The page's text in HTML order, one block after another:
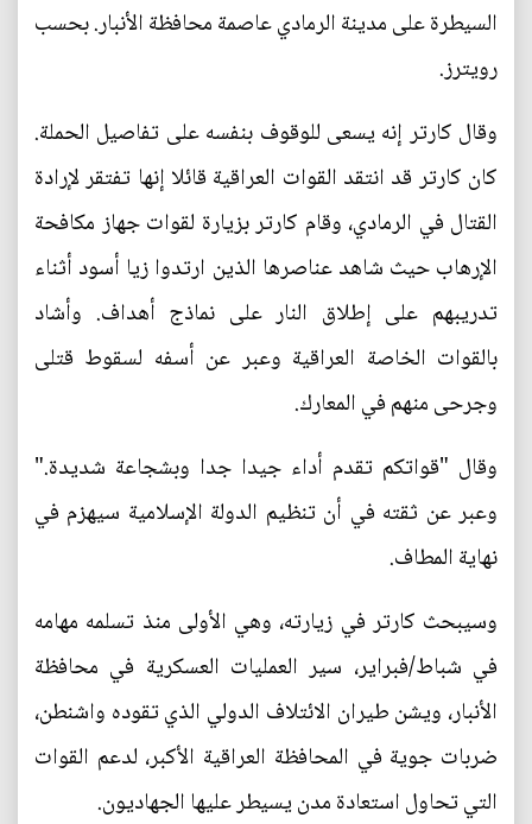
السيطرة على مدينة الرمادي عاصمة محافظة الأنبار. بحسب
رويترز.
وقال كارتر إنه يسعى للوقوف بنفسه على تفاصيل الحملة.
كان كارتر قد انتقد القوات العراقية قائلا إنها تفتقر لإرادة
القتال في الرمادي، وقام كارتر بزيارة لقوات جهاز مكافحة
الإرهاب حيث شاهد عناصرها الذين ارتدوا زيا أسود أثناء
تدريبهم على إطلاق النار على نماذج أهداف. وأشاد
بالقوات الخاصة العراقية وعبر عن أسفه لسقوط قتلى
وجرحى منهم في المعارك.
وقال "قواتكم تقدم أداء جيدا جدا وبشجاعة شديدة."
وعبر عن ثقته في أن تنظيم الدولة الإسلامية سيهزم في
نهاية المطاف.
وسيبحث كارتر في زيارته، وهي الأولى منذ تسلمه مهامه
في شباط/فبراير، سير العمليات العسكرية في محافظة
الأنبار، ويشن طيران الائتلاف الدولي الذي تقوده واشنطن،
ضربات جوية في المحافظة العراقية الأكبر، لدعم القوات
التي تحاول استعادة مدن يسيطر عليها الجهاديون.